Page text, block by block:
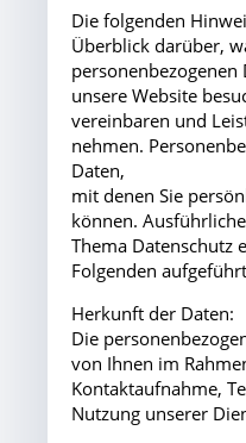
Die folgenden
Überblick darüber,
personenbezogenen
unsere Website
vereinbaren und
nehmen.
Daten,
mit denen Sie
können.
Thema Datenschutz
Folgenden
Herkunft der Daten:
Die
von Ihnen im
Kontaktaufnahme,
Nutzung unserer